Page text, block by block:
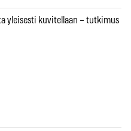
yleisesti kuvitellaan – tutkimus